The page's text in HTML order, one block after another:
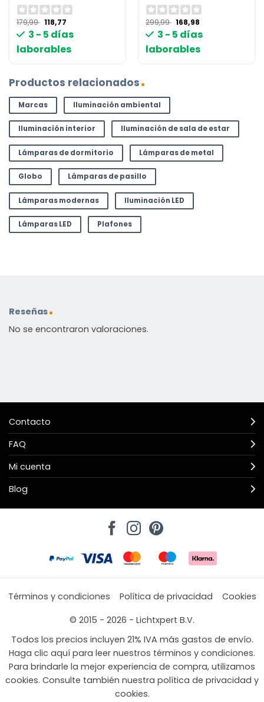
179,99 El
precio
original
179,99 €.
118,77
actual
118,77 €.
3 - 5 días
laborables
299,99 El
precio
original
299,99 €.
168,98
actual
3 - 5 días
laborables
Productos relacionados
Marcas Iluminación ambiental
Iluminación interior Iluminación de sala de estar
Lámparas de dormitorio Lámparas de metal
Globo Lámparas de pasillo
Lámparas modernas Iluminación LED
Lámparas LED Plafones
Reseñas
No se encontraron valoraciones.
Contacto
FAQ
Mi cuenta
Blog
Términos y condiciones Política de privacidad
Cookies
© 2015 - 2026 - Lichtxpert B.V.
Todos los precios incluyen 21% IVA más gastos de envío.
Haga clic aquí para leer nuestros términos y condiciones.
Para brindarle la mejor experiencia de compra, utilizamos
cookies. Consulte también nuestra política de privacidad y
cookies.